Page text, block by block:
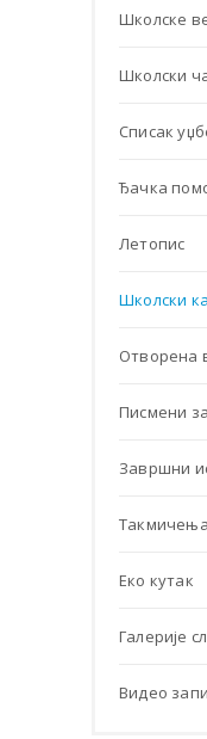
Школске
Школски
Списак
Ђачка
Летопис
Школски
Отворена
Писмени
Завршни
Такмичења
Еко кутак
Галерије
Видео